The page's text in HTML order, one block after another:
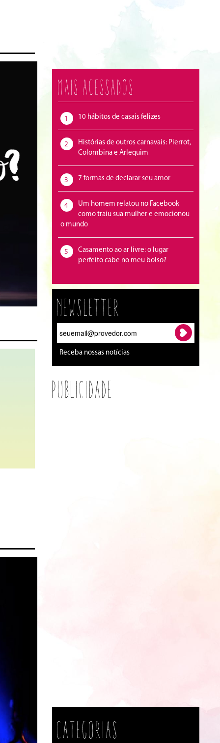
Mais acessados
1 10 hábitos de casais felizes
2
Histórias de outros carnavais: Pierrot,
Colombina e Arlequim
3 7 formas de declarar seu amor
4
Um homem relatou no Facebook
como traiu sua mulher e emocionou
o mundo
5
Casamento ao ar livre: o lugar
perfeito cabe no meu bolso?
Newsletter
Receba nossas notícias
Publicidade
Categorias